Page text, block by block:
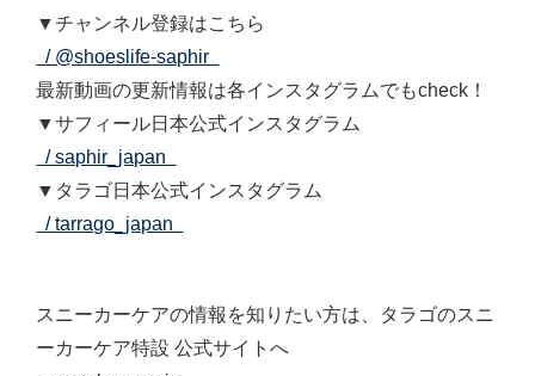
▼チャンネル登録はこちら
/ @shoeslife-saphir
最新動画の更新情報は各インスタグラムでもcheck！
▼サフィール日本公式インスタグラム
/ saphir_japan
▼タラゴ日本公式インスタグラム
/ tarrago_japan
スニーカーケアの情報を知りたい方は、タラゴのスニ
ーカーケア特設 公式サイトへ